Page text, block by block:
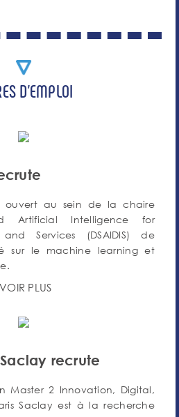
D'EMPLOI
ouvert au sein de la chaire
Artificial Intelligence for
Services (DSAIDIS) de
sur le machine learning et
PLUS
recrute
Master 2 Innovation, Digital,
Saclay est à la recherche